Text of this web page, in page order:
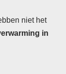
niet het
in